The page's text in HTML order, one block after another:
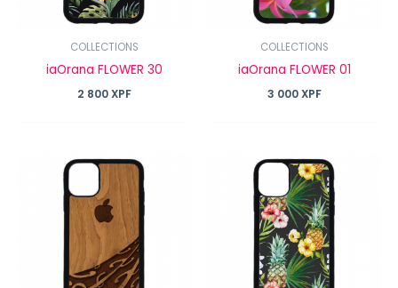
COLLECTIONS
iaOrana FLOWER 30
2 800XPF
COLLECTIONS
iaOrana FLOWER 01
3 000XPF